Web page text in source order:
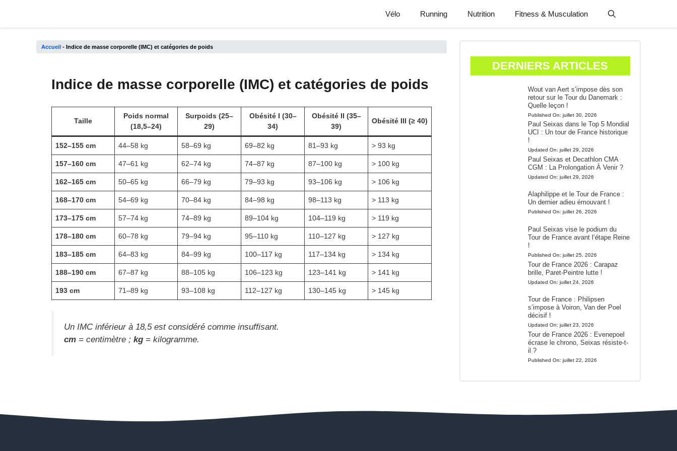
Vélo Running Nutrition Fitness & Musculation
Accueil - Indice de masse corporelle (IMC) et catégories de poids
Indice de masse corporelle (IMC) et catégories de poids
Taille
Poids normal
(18,5–24)
Surpoids (25–
29)
Obésité I (30–
34)
Obésité II (35–
39)
Obésité III (≥ 40)
152–155 cm 44–58 kg 58–69 kg 69–82 kg 81–93 kg > 93 kg
157–160 cm 47–61 kg 62–74 kg 74–87 kg 87–100 kg > 100 kg
162–165 cm 50–65 kg 66–79 kg 79–93 kg 93–106 kg > 106 kg
168–170 cm 54–69 kg 70–84 kg 84–98 kg 98–113 kg > 113 kg
173–175 cm 57–74 kg 74–89 kg 89–104 kg 104–119 kg > 119 kg
178–180 cm 60–78 kg 79–94 kg 95–110 kg 110–127 kg > 127 kg
183–185 cm 64–83 kg 84–99 kg 100–117 kg 117–134 kg > 134 kg
188–190 cm 67–87 kg 88–105 kg 106–123 kg 123–141 kg > 141 kg
193 cm 71–89 kg 93–108 kg 112–127 kg 130–145 kg > 145 kg
Un IMC inférieur à 18,5 est considéré comme insuffisant.
cm = centimètre ; kg = kilogramme.
DERNIERS ARTICLES
Wout van Aert s’impose dès son
retour sur le Tour du Danemark :
Quelle leçon !
Published On: juillet 30, 2026
Paul Seixas dans le Top 5 Mondial
UCI : Un tour de France historique
!
Updated On: juillet 29, 2026
Paul Seixas et Decathlon CMA
CGM : La Prolongation À Venir ?
Updated On: juillet 29, 2026
Alaphilippe et le Tour de France :
Un dernier adieu émouvant !
Published On: juillet 26, 2026
Paul Seixas vise le podium du
Tour de France avant l’étape Reine
!
Published On: juillet 25, 2026
Tour de France 2026 : Carapaz
brille, Paret-Peintre lutte !
Updated On: juillet 24, 2026
Tour de France : Philipsen
s’impose à Voiron, Van der Poel
décisif !
Updated On: juillet 23, 2026
Tour de France 2026 : Evenepoel
écrase le chrono, Seixas résiste-t-
il ?
Published On: juillet 22, 2026